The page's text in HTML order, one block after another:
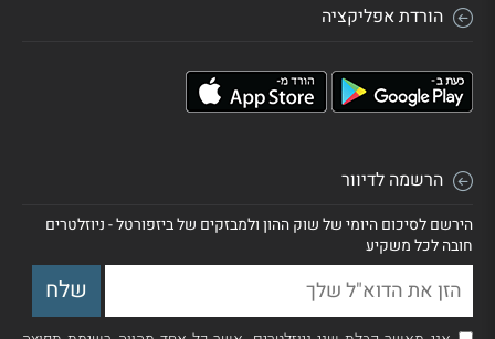
הורדת אפליקציה
הרשמה לדיוור
הירשם לסיכום היומי של שוק ההון ולמבזקים של ביזפורטל - ניוזלטרים
חובה לכל משקיע